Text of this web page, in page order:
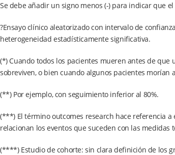
Se debe añadir un signo menos (-) para indicar que
?Ensayo clínico aleatorizado con intervalo de
heterogeneidad estadísticamente significativa.
(*) Cuando todos los pacientes mueren antes de
sobreviven, o bien cuando algunos pacientes
(**) Por ejemplo, con seguimiento inferior al 80%.
(***) El término outcomes research hace referencia
relacionan los eventos que suceden con las medidas
(****) Estudio de cohorte: sin clara definición de los